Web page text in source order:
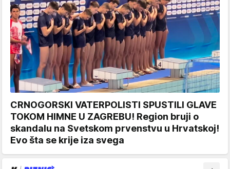
CRNOGORSKI VATERPOLISTI SPUSTILI GLAVE
TOKOM HIMNE U ZAGREBU! Region bruji o
skandalu na Svetskom prvenstvu u Hrvatskoj!
Evo šta se krije iza svega